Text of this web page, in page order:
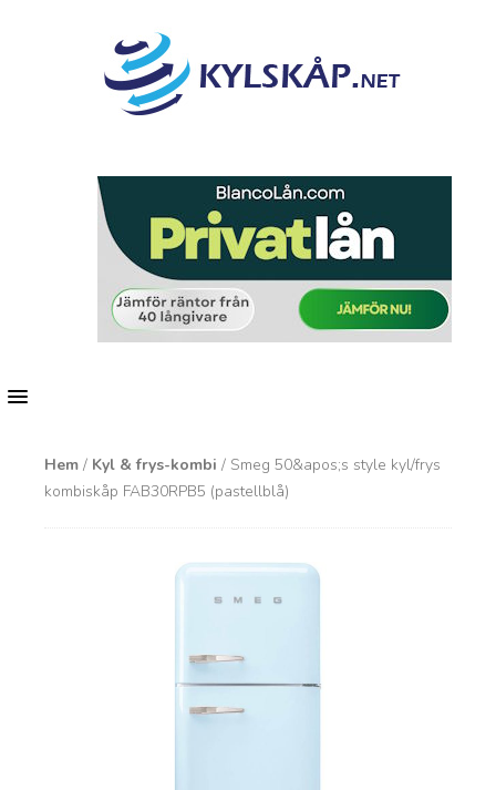
MENU
Hem / Kyl & frys-kombi / Smeg 50&apos;s style kyl/frys
kombiskåp FAB30RPB5 (pastellblå)